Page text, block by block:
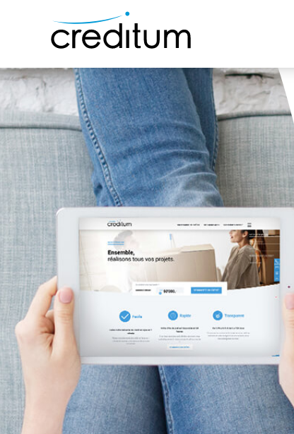
Início
Crédito pessoal
Minhas vantagens
Quem somos?
FAQ
Contato